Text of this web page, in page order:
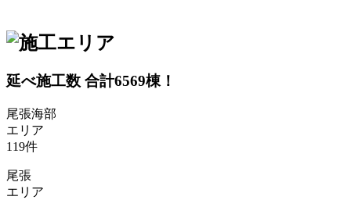
延べ施工数 合計6569棟！
尾張海部
エリア
119件
尾張
エリア